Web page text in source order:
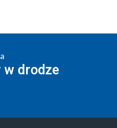
drodze